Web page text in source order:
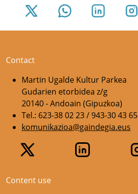
Contact
Martin Ugalde Kultur Parkea
Gudarien etorbidea z/g
20140 - Andoain (Gipuzkoa)
Tel.: 623-38 02 23 / 943-30 43 65
komunikazioa@gaindegia.eus
Content use